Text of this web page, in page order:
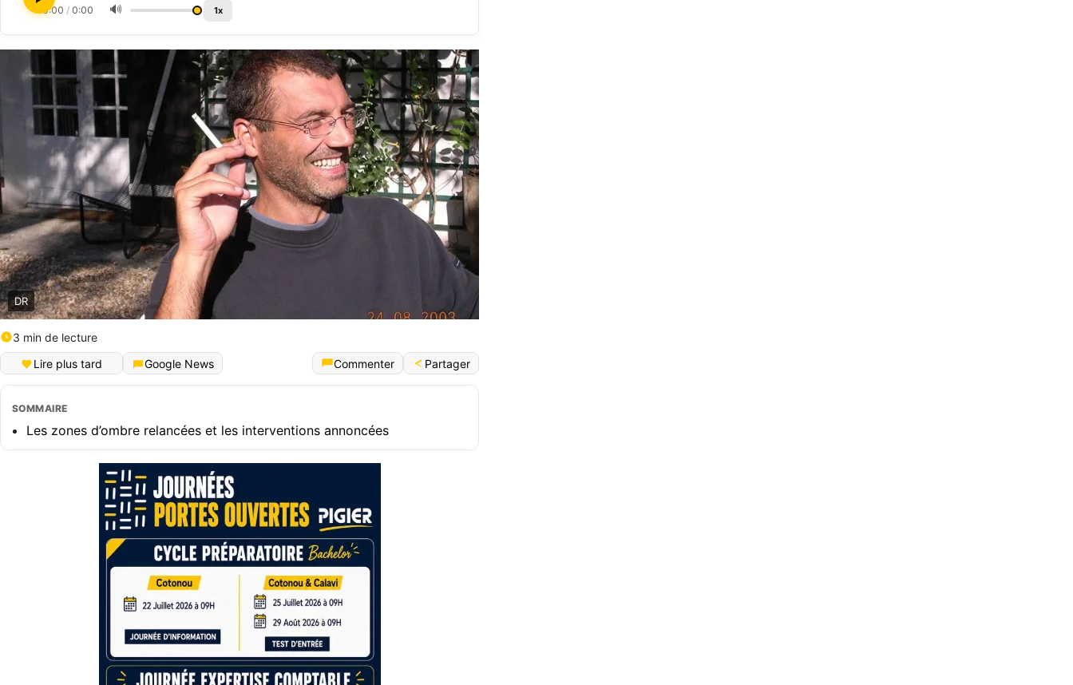
0:00 / 0:00 🔊 1x
DR
3 min de lecture
Lire plus tard
Google News Commenter Partager
SOMMAIRE
Les zones d’ombre relancées et les interventions annoncées